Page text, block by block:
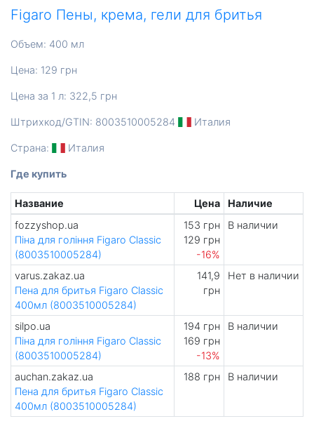
Figaro Пены, крема, гели для бритья
Объем: 400 мл
Цена: 129 грн
Цена за 1 л: 322,5 грн
Штрихкод/GTIN: 8003510005284 Италия
Страна: Италия
Где купить
Название Цена
Наличие
fozzyshop.ua
Піна для гоління Figaro Classic
(8003510005284)
153 грн
129 грн
-16%
В наличии
varus.zakaz.ua
Пена для бритья Figaro Classic
400мл (8003510005284)
141,9
грн
Нет в наличии
silpo.ua
Піна для гоління Figaro Classic
(8003510005284)
194 грн
169 грн
-13%
В наличии
auchan.zakaz.ua
Пена для бритья Figaro Classic
400мл (8003510005284)
188 грн В наличии